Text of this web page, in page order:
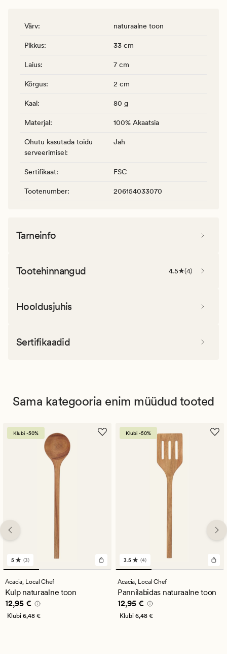
Värv: naturaalne toon
Pikkus: 33 cm
Laius: 7 cm
Kõrgus: 2 cm
Kaal: 80 g
Materjal: 100% Akaatsia
Ohutu kasutada toidu
serveerimisel:
Jah
Sertifikaat: FSC
Tootenumber: 206154033070
Tarneinfo
Tootehinnangud 4.5 (4)
Hooldusjuhis
Sertifikaadid
Sama kategooria enim müüdud tooted
Klubi -50%
3
arvustust
keskmise
hinnanguga
5
5 (3)
Acacia, Local Chef
Kulp naturaalne toon
Pris_ee 12,95 €
12,95 €
Klubi 6,48 €
Klubi -50%
4
arvustust
keskmise
hinnanguga
3.5
3.5 (4)
Acacia, Local Chef
Pannilabidas naturaalne toon
Pris_ee 12,95 €
12,95 €
Klubi 6,48 €